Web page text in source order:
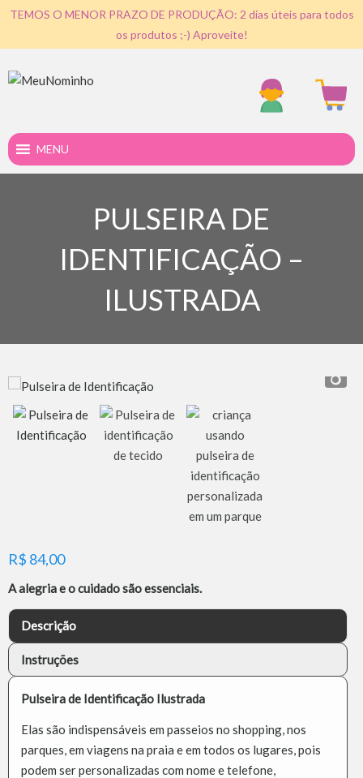
TEMOS O MENOR PRAZO DE PRODUÇÃO: 2 dias úteis para todos
os produtos ;-) Aproveite!
MENU
PULSEIRA DE
IDENTIFICAÇÃO –
ILUSTRADA
R$ 84,00
A alegria e o cuidado são essenciais.
Descrição
Instruções
Pulseira de Identificação Ilustrada
Elas são indispensáveis em passeios no shopping, nos
parques, em viagens na praia e em todos os lugares, pois
podem ser personalizadas com nome e telefone,